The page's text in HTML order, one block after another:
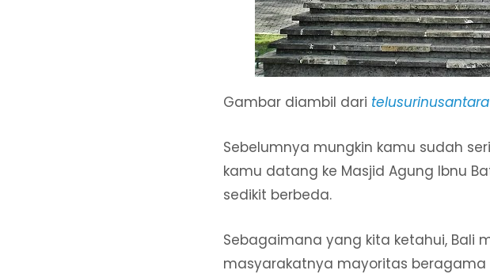
Gambar diambil dari telusurinusantara
Sebelumnya mungkin kamu sudah
kamu datang ke Masjid Agung Ibnu
sedikit berbeda.
Sebagaimana yang kita ketahui, Bali
masyarakatnya mayoritas beragama